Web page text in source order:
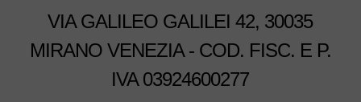
VIA GALILEO GALILEI 42, 30035
MIRANO VENEZIA - COD. FISC. E P.
IVA 03924600277